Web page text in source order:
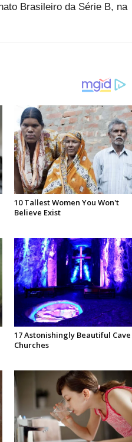
Brasileiro da Série B, na